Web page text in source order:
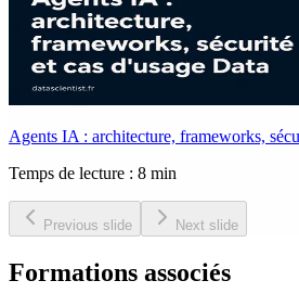
Agents IA : architecture, frameworks,
Temps de lecture : 8 min
Previous slide Next slide
Formations associés